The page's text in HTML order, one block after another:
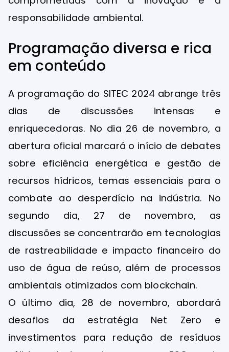
responsabilidade ambiental.
Programação diversa e rica
em conteúdo
A programação do SITEC 2024 abrange três
dias de discussões intensas e
enriquecedoras. No dia 26 de novembro, a
abertura oficial marcará o início de debates
sobre eficiência energética e gestão de
recursos hídricos, temas essenciais para o
combate ao desperdício na indústria. No
segundo dia, 27 de novembro, as
discussões se concentrarão em tecnologias
de rastreabilidade e impacto financeiro do
uso de água de reúso, além de processos
ambientais otimizados com blockchain.
O último dia, 28 de novembro, abordará
desafios da estratégia Net Zero e
investimentos para redução de resíduos